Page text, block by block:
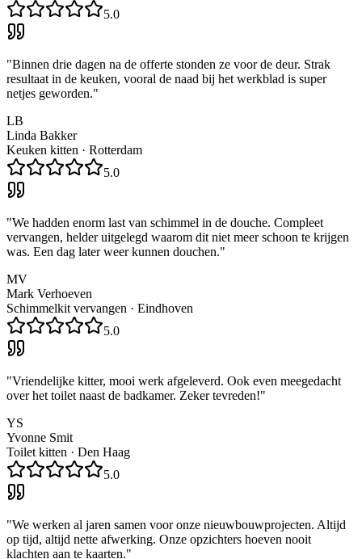
5.0
"Binnen drie dagen na de offerte stonden ze voor de deur. Strak
resultaat in de keuken, vooral de naad bij het werkblad is super
netjes geworden."
LB
Linda Bakker
Keuken kitten · Rotterdam
5.0
"We hadden enorm last van schimmel in de douche. Compleet
vervangen, helder uitgelegd waarom dit niet meer schoon te krijgen
was. Een dag later weer kunnen douchen."
MV
Mark Verhoeven
Schimmelkit vervangen · Eindhoven
5.0
"Vriendelijke kitter, mooi werk afgeleverd. Ook even meegedacht
over het toilet naast de badkamer. Zeker tevreden!"
YS
Yvonne Smit
Toilet kitten · Den Haag
5.0
"We werken al jaren samen voor onze nieuwbouwprojecten. Altijd
op tijd, altijd nette afwerking. Onze opzichters hoeven nooit
klachten aan te kaarten."